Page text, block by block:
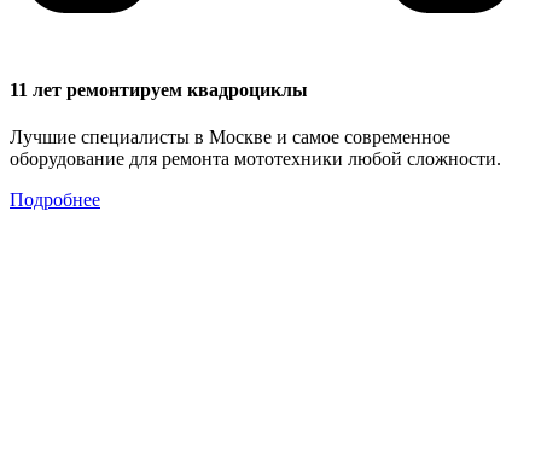
11 лет ремонтируем квадроциклы
Лучшие специалисты в Москве и самое современное
оборудование для ремонта мототехники любой сложности.
Подробнее